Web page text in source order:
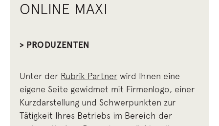
ONLINE MAXI
> PRODUZENTEN
Unter der Rubrik Partner wird Ihnen eine
eigene Seite gewidmet mit Firmenlogo, einer
Kurzdarstellung und Schwerpunkten zur
Tätigkeit Ihres Betriebs im Bereich der